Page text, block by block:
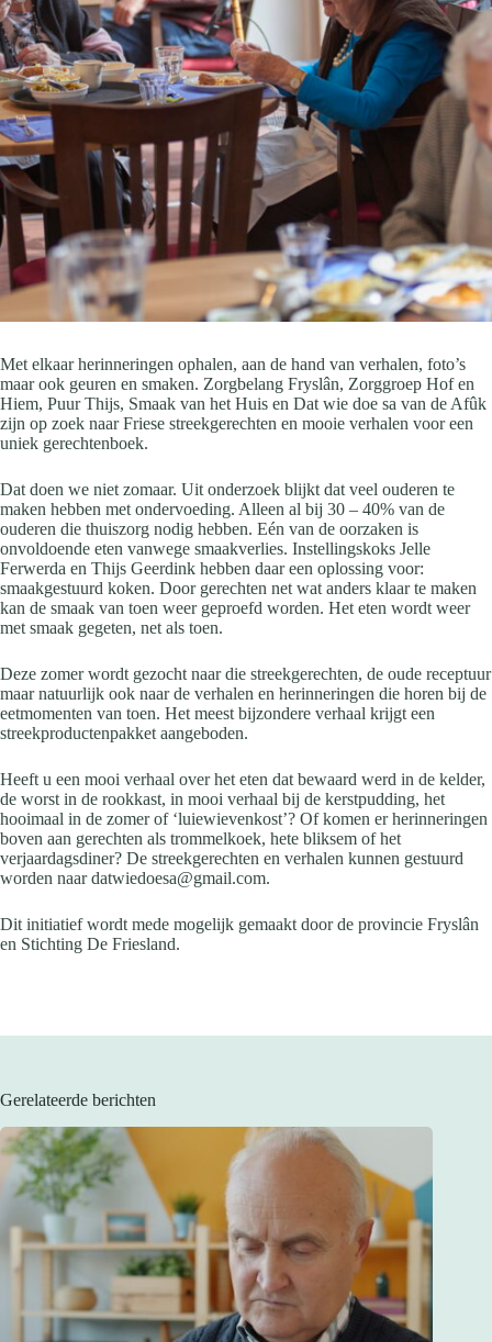
Met elkaar herinneringen ophalen, aan de hand van verhalen, foto’s
maar ook geuren en smaken. Zorgbelang Fryslân, Zorggroep Hof en
Hiem, Puur Thijs, Smaak van het Huis en Dat wie doe sa van de Afûk
zijn op zoek naar Friese streekgerechten en mooie verhalen voor een
uniek gerechtenboek.
Dat doen we niet zomaar. Uit onderzoek blijkt dat veel ouderen te
maken hebben met ondervoeding. Alleen al bij 30 – 40% van de
ouderen die thuiszorg nodig hebben. Eén van de oorzaken is
onvoldoende eten vanwege smaakverlies. Instellingskoks Jelle
Ferwerda en Thijs Geerdink hebben daar een oplossing voor:
smaakgestuurd koken. Door gerechten net wat anders klaar te maken
kan de smaak van toen weer geproefd worden. Het eten wordt weer
met smaak gegeten, net als toen.
Deze zomer wordt gezocht naar die streekgerechten, de oude receptuur
maar natuurlijk ook naar de verhalen en herinneringen die horen bij de
eetmomenten van toen. Het meest bijzondere verhaal krijgt een
streekproductenpakket aangeboden.
Heeft u een mooi verhaal over het eten dat bewaard werd in de kelder,
de worst in de rookkast, in mooi verhaal bij de kerstpudding, het
hooimaal in de zomer of ‘luiewievenkost’? Of komen er herinneringen
boven aan gerechten als trommelkoek, hete bliksem of het
verjaardagsdiner? De streekgerechten en verhalen kunnen gestuurd
worden naar datwiedoesa@gmail.com.
Dit initiatief wordt mede mogelijk gemaakt door de provincie Fryslân
en Stichting De Friesland.
Gerelateerde berichten